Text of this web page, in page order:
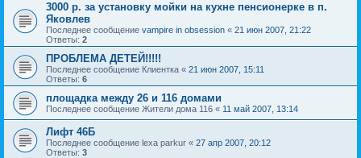
3000 р. за установку мойки на кухне пенсионерке в п.
Яковлев
Последнее сообщение vampire in obsession « 21 июн 2007, 21:22
Ответы: 2
ПРОБЛЕМА ДЕТЕЙ!!!!!
Последнее сообщение Клиентка « 21 июн 2007, 15:11
Ответы: 6
площадка между 26 и 116 домами
Последнее сообщение Жители дома 116 « 11 май 2007, 13:14
Лифт 46Б
Последнее сообщение lexa parkur « 27 апр 2007, 20:12
Ответы: 3